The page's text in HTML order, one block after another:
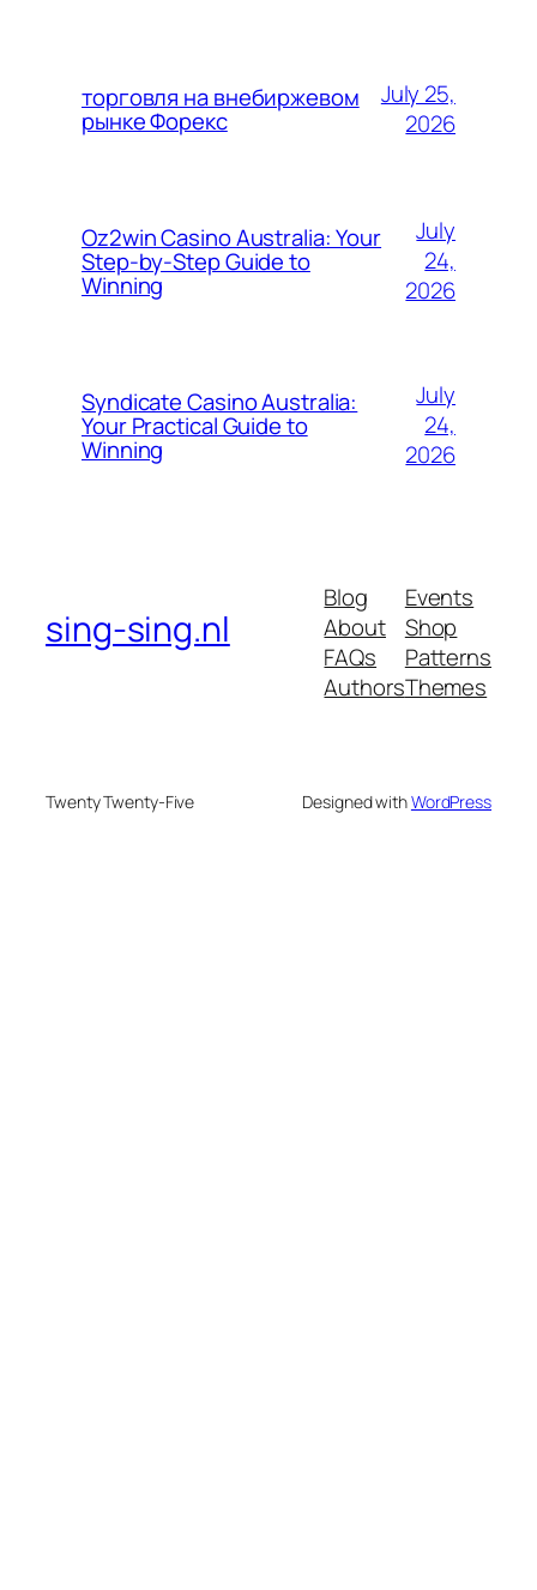
торговля на внебиржевом
рынке Форекс
July 25,
2026
Oz2win Casino Australia: Your
Step-by-Step Guide to
Winning
July
24,
2026
Syndicate Casino Australia:
Your Practical Guide to
Winning
July
24,
2026
sing-sing.nl
Blog
About
FAQs
Authors
Events
Shop
Patterns
Themes
Twenty Twenty-Five Designed withWordPress